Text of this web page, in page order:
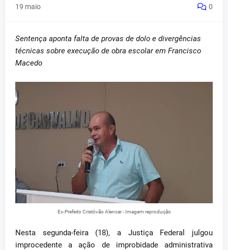
19 maio 0
Sentença aponta falta de provas de dolo e divergências
técnicas sobre execução de obra escolar em Francisco
Macedo
Ex-Prefeito Cristóvão Alencar - Imagem reprodução
Nesta segunda-feira (18), a Justiça Federal julgou
improcedente a ação de improbidade administrativa